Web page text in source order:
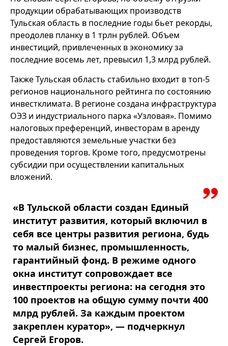
продукции обрабатывающих производств
Тульская область в последние годы бьет рекорды,
преодолев планку в 1 трлн рублей. Объем
инвестиций, привлеченных в экономику за
последние восемь лет, превысил 1,3 млрд рублей.
Также Тульская область стабильно входит в топ-5
регионов национального рейтинга по состоянию
инвестклимата. В регионе создана инфраструктура
ОЭЗ и индустриального парка «Узловая». Помимо
налоговых преференций, инвесторам в аренду
предоставляются земельные участки без
проведения торгов. Кроме того, предусмотрены
субсидии при осуществлении капитальных
вложений.
«В Тульской области создан Единый
институт развития, который включил в
себя все центры развития региона, будь
то малый бизнес, промышленность,
гарантийный фонд. В режиме одного
окна институт сопровождает все
инвестпроекты региона: на сегодня это
100 проектов на общую сумму почти 400
млрд рублей. За каждым проектом
закреплен куратор», — подчеркнул
Сергей Егоров.